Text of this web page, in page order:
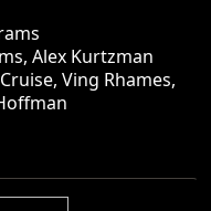
Alex Kurtzman
Ving Rhames,